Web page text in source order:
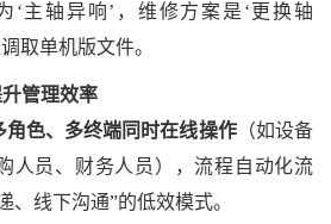
‘主轴异响’，维修方案是‘更换轴
取单机版文件。
管理效率
角色、多终端同时在线操作（如设备
人员、财务人员），流程自动化流
、线下沟通”的低效模式。